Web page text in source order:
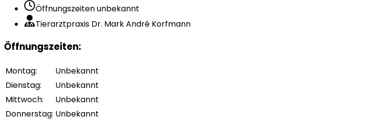
Öffnungszeiten unbekannt
Tierarztpraxis Dr. Mark André Korfmann
Öffnungszeiten:
Montag:
Unbekannt
Dienstag:
Unbekannt
Mittwoch:
Unbekannt
Donnerstag: Unbekannt